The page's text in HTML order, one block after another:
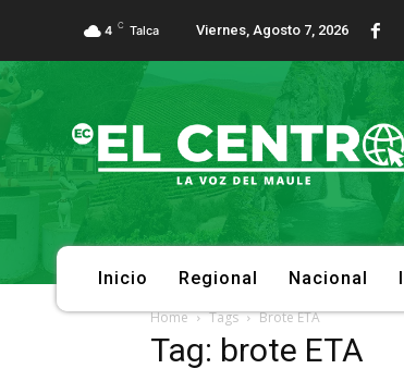
4 C Talca Viernes, Agosto 7, 2026
Inicio Regional Nacional
Home Tags Brote ETA
Tag: brote ETA